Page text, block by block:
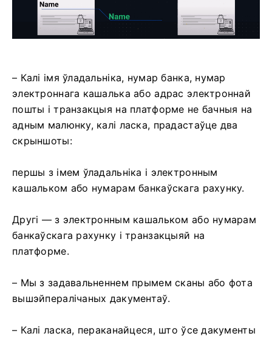
– Калі імя ўладальніка, нумар банка, нумар
электроннага кашалька або адрас электроннай
пошты і транзакцыя на платформе не бачныя на
адным малюнку, калі ласка, прадастаўце два
скрыншоты:
першы з імем ўладальніка і электронным
кашальком або нумарам банкаўскага рахунку.
Другі — з электронным кашальком або нумарам
банкаўскага рахунку і транзакцыяй на
платформе.
– Мы з задавальненнем прымем сканы або фота
вышэйпералічаных дакументаў.
– Калі ласка, пераканайцеся, што ўсе дакументы